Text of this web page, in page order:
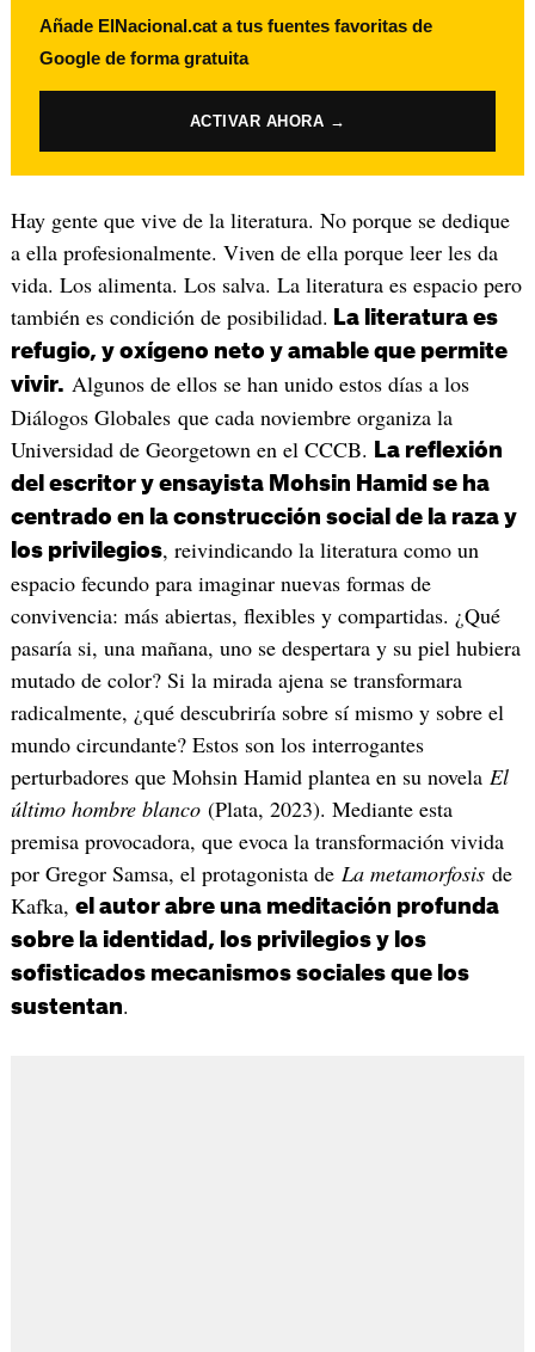
Añade ElNacional.cat a tus fuentes favoritas de
Google de forma gratuita
ACTIVAR AHORA →
Hay gente que vive de la literatura. No porque se dedique
a ella profesionalmente. Viven de ella porque leer les da
vida. Los alimenta. Los salva. La literatura es espacio pero
también es condición de posibilidad. La literatura es
refugio, y oxígeno neto y amable que permite
vivir. Algunos de ellos se han unido estos días a los
Diálogos Globales que cada noviembre organiza la
Universidad de Georgetown en el CCCB.
La reflexión
del escritor y ensayista Mohsin Hamid se ha
centrado en la construcción social de la raza y
los privilegios, reivindicando la literatura como un
espacio fecundo para imaginar nuevas formas de
convivencia: más abiertas, flexibles y compartidas. ¿Qué
pasaría si, una mañana, uno se despertara y su piel hubiera
mutado de color? Si la mirada ajena se transformara
radicalmente, ¿qué descubriría sobre sí mismo y sobre el
mundo circundante? Estos son los interrogantes
perturbadores que Mohsin Hamid plantea en su novela El
último hombre blanco(Plata, 2023). Mediante esta
premisa provocadora, que evoca la transformación vivida
por Gregor Samsa, el protagonista de La metamorfosis de
Kafka, el autor abre una meditación profunda
sobre la identidad, los privilegios y los
sofisticados mecanismos sociales que los
sustentan.